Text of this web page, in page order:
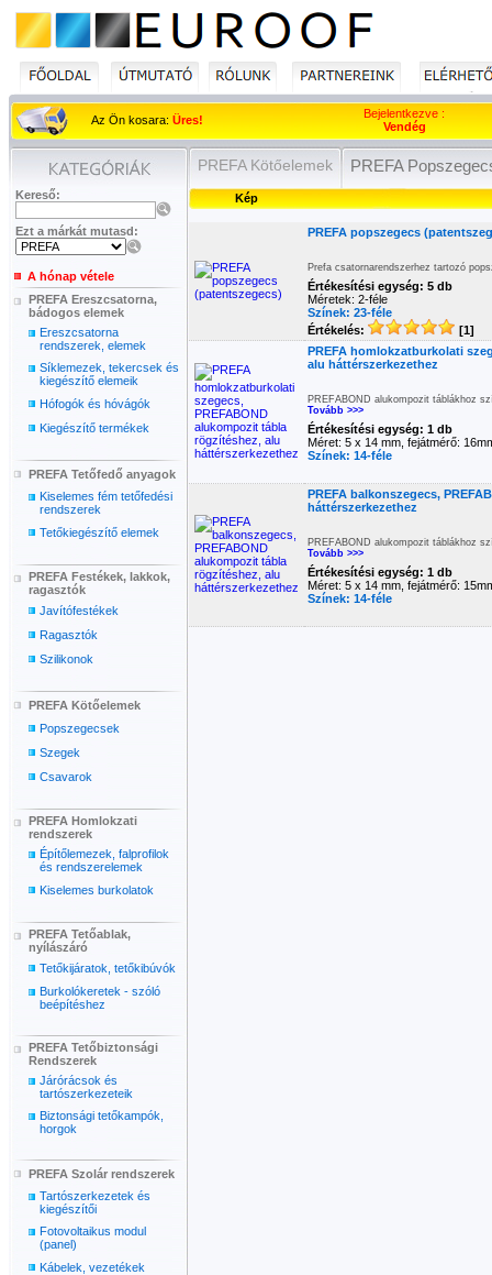
Az Ön kosara: Üres!
Bejelentkezve :
Vendég
Kereső:
Ezt a márkát mutasd:
A hónap vétele
PREFA Ereszcsatorna,
bádogos elemek
Ereszcsatorna
rendszerek, elemek
Síklemezek, tekercsek és
kiegészítő elemeik
Hófogók és hóvágók
Kiegészítő termékek
PREFA Tetőfedő anyagok
Kiselemes fém tetőfedési
rendszerek
Tetőkiegészítő elemek
PREFA Festékek, lakkok,
ragasztók
Javítófestékek
Ragasztók
Szilikonok
PREFA Kötőelemek
Popszegecsek
Szegek
Csavarok
PREFA Homlokzati
rendszerek
Építőlemezek, falprofilok
és rendszerelemek
Kiselemes burkolatok
PREFA Tetőablak,
nyílászáró
Tetőkijáratok, tetőkibúvók
Burkolókeretek - szóló
beépítéshez
PREFA Tetőbiztonsági
Rendszerek
Járórácsok és
tartószerkezeteik
Biztonsági tetőkampók,
horgok
PREFA Szolár rendszerek
Tartószerkezetek és
kiegészítői
Fotovoltaikus modul
(panel)
Kábelek, vezetékek
PREFA Kötőelemek PREFA
Kép
PREFA popszegecs
Prefa csatornarendszerhez tartozó
Értékesítési egység: 5 db
Méretek: 2-féle
Színek: 23-féle
Értékelés:
[1]
PREFA homlokzatburkolati
alu háttérszerkezethez
PREFABOND alukompozit táblákhoz
Tovább >>>
Értékesítési egység: 1 db
Méret: 5 x 14 mm, fejátmérő:
Színek: 14-féle
PREFA balkonszegecs,
háttérszerkezethez
PREFABOND alukompozit táblákhoz
Tovább >>>
Értékesítési egység: 1 db
Méret: 5 x 14 mm, fejátmérő:
Színek: 14-féle